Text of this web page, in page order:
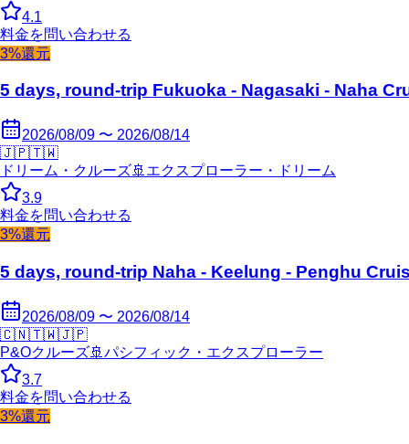
4.1
料金を問い合わせる
3%還元
5 days, round-trip Fukuoka - Nagasaki - Naha
2026/08/09 〜 2026/08/14
🇯🇵🇹🇼
ドリーム・クルーズ🚢 エクスプローラー・ドリーム
3.9
料金を問い合わせる
3%還元
5 days, round-trip Naha - Keelung - Penghu
2026/08/09 〜 2026/08/14
🇨🇳🇹🇼🇯🇵
P&Oクルーズ🚢 パシフィック・エクスプローラー
3.7
料金を問い合わせる
3%還元